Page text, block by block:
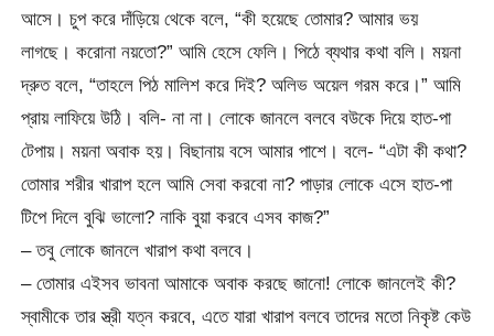
আসে। চুপ করে দাঁড়িয়ে থেকে বলে, “কী হয়েছে তোমার? আমার ভয়
লাগছে। করোনা নয়তো?” আমি হেসে ফেলি। পিঠে ব্যথার কথা বলি। ময়না
দ্রুত বলে, “তাহলে পিঠ মালিশ করে দিই? অলিভ অয়েল গরম করে।” আমি
প্রায় লাফিয়ে উঠি। বলি- না না। লোকে জানলে বলবে বউকে দিয়ে হাত-পা
টেপায়। ময়না অবাক হয়। বিছানায় বসে আমার পাশে। বলে- “এটা কী কথা?
তোমার শরীর খারাপ হলে আমি সেবা করবো না? পাড়ার লোকে এসে হাত-পা
টিপে দিলে বুঝি ভালো? নাকি বুয়া করবে এসব কাজ?”
– তবু লোকে জানলে খারাপ কথা বলবে।
– তোমার এইসব ভাবনা আমাকে অবাক করছে জানো! লোকে জানলেই কী?
স্বামীকে তার স্ত্রী যত্ন করবে, এতে যারা খারাপ বলবে তাদের মতো নিকৃষ্ট কেউ